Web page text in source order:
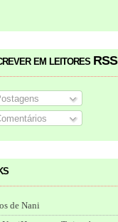
em leitores RSS
de Nani